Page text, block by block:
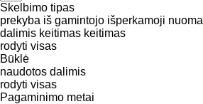
Skelbimo tipas
prekyba iš gamintojo išperkamoji nuoma
dalimis keitimas keitimas
rodyti visas
Būklė
naudotos dalimis
rodyti visas
Pagaminimo metai